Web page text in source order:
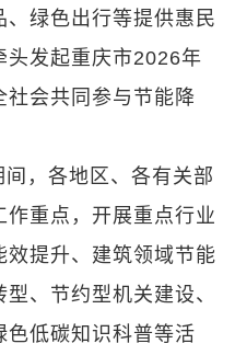
绿色出行等提供惠民
头发起重庆市2026年
会共同参与节能降
，各地区、各有关部
重点，开展重点行业
效提升、建筑领域节能
、节约型机关建设、
色低碳知识科普等活